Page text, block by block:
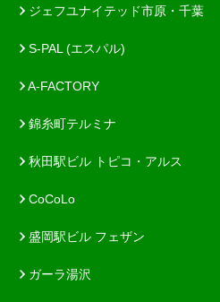
ジェフユナイテッド市原・千葉
S-PAL (エスパル)
A-FACTORY
錦糸町テルミナ
秋田駅ビル トピコ・アルス
CoCoLo
盛岡駅ビル フェザン
ガーラ湯沢